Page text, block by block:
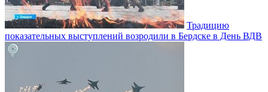
Традицию
показательных выступлений возродили в Бердске в День ВДВ